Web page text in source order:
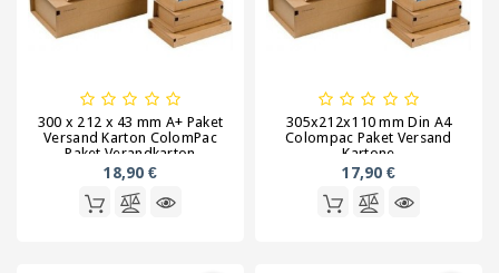
Transportwagen
Stretchfolie
Tragetaschen
Verpackungen
300 x 212 x 43 mm A+ Paket
Versand Karton ColomPac
Paket Verandkarton
18,90 €
305x212x110 mm Din A4
Colompac Paket Versand
Kartone
17,90 €